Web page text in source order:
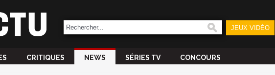
JEUX VIDÉO
CRITIQUES NEWS SÉRIES TV CONCOURS